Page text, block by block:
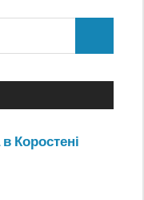
Коростені